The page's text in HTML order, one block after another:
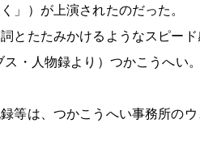
」）が上演されたのだった。
詞とたたみかけるようなスピー
ス・人物録より）つかこうへい
録等は、つかこうへい事務所の